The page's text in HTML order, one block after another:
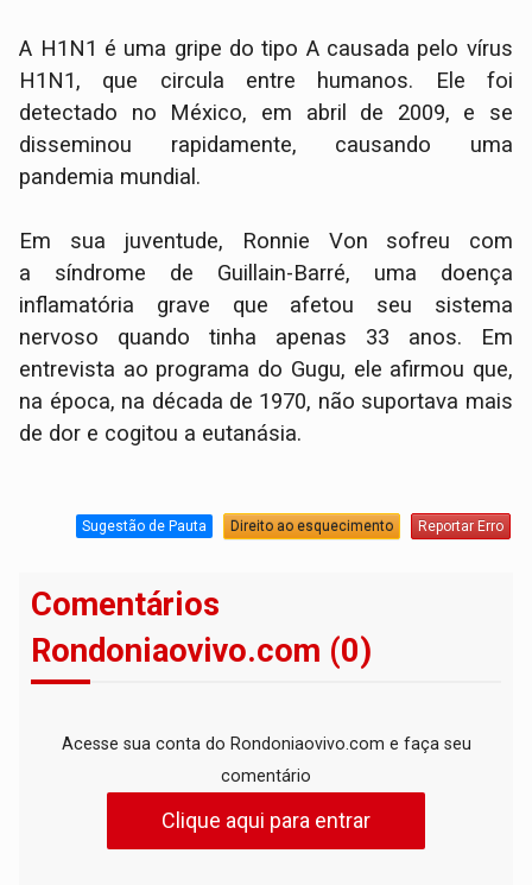
A H1N1 é uma gripe do tipo A causada pelo vírus
H1N1, que circula entre humanos. Ele foi
detectado no México, em abril de 2009, e se
disseminou rapidamente, causando uma
pandemia mundial.
Em sua juventude, Ronnie Von sofreu com
a síndrome de Guillain-Barré, uma doença
inflamatória grave que afetou seu sistema
nervoso quando tinha apenas 33 anos. Em
entrevista ao programa do Gugu, ele afirmou que,
na época, na década de 1970, não suportava mais
de dor e cogitou a eutanásia.
Sugestão de Pauta Direito ao esquecimento Reportar Erro
Comentários
Rondoniaovivo.com (0)
Acesse sua conta do Rondoniaovivo.com e faça seu
comentário
Clique aqui para entrar